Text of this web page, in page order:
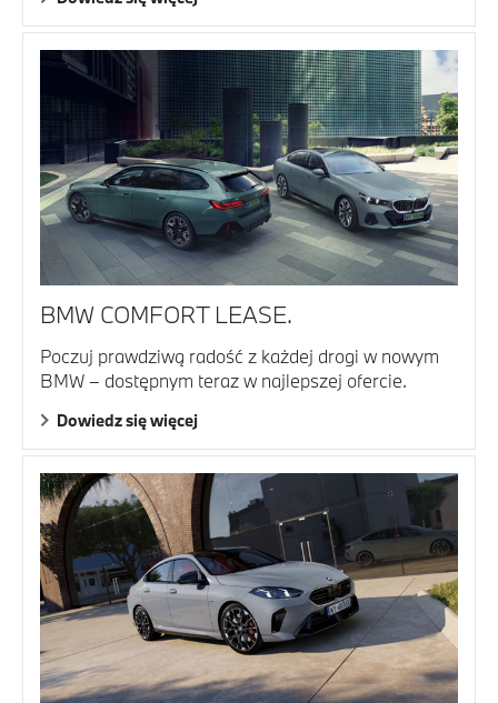
BMW COMFORT LEASE.
Poczuj prawdziwą radość z każdej drogi w nowym
BMW – dostępnym teraz w najlepszej ofercie.
Dowiedz się więcej